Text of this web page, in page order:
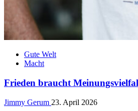
Gute Welt
Macht
Frieden braucht
Jimmy Gerum 23. April 2026